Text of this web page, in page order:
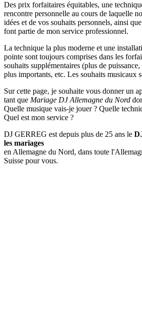
Des prix forfaitaires équitables, une
rencontre personnelle au cours de laquelle
idées et de vos souhaits personnels, ainsi
font partie de mon service professionnel.
La technique la plus moderne et une
pointe sont toujours comprises dans les
souhaits supplémentaires (plus de
plus importants, etc. Les souhaits musicaux
Sur cette page, je souhaite vous donner un
tant que Mariage DJ Allemagne du Nord
Quelle musique vais-je jouer ? Quelle
Quel est mon service ?
DJ GERREG est depuis plus de 25 ans le
les mariages
en Allemagne du Nord, dans toute
Suisse pour vous.